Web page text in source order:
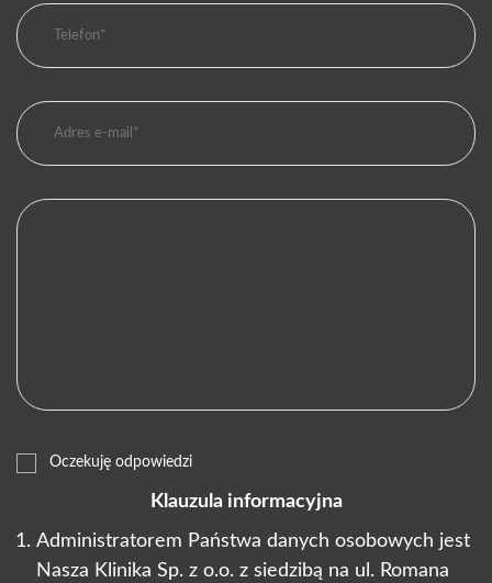
Oczekuję odpowiedzi
Klauzula informacyjna
Administratorem Państwa danych osobowych jest
Nasza Klinika Sp. z o.o. z siedzibą na ul. Romana